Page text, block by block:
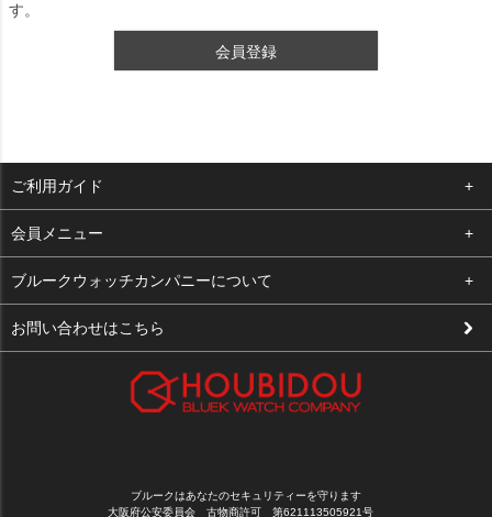
す。
会員登録
ご利用ガイド
よくある質問
支払い・送料
修理依頼
会員メニュー
ログイン
お気に入り
ブルークウォッチカンパニーについて
会社概要
お問い合わせはこちら
ブルークはあなたのセキュリティーを守ります
大阪府公安委員会 古物商許可 第621113505921号